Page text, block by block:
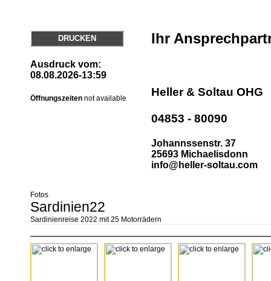
DRUCKEN
Ausdruck vom:
08.08.2026-13:59
Öffnungszeiten not available
Ihr
Heller & Soltau OHG
04853 - 80090
Johannssenstr. 37
25693 Michaelisdonn
info@heller-soltau.com
Fotos
Sardinien22
Sardinienreise 2022 mit 25 Motorrädern